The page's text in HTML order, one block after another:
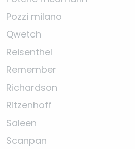
Pozzi milano
Qwetch
Reisenthel
Remember
Richardson
Ritzenhoff
Saleen
Scanpan